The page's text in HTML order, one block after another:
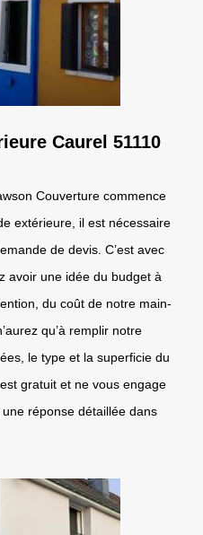
Caurel 51110
Couverture commence
extérieure, il est nécessaire
de devis. C’est avec
avoir une idée du budget à
du coût de notre main-
qu’à remplir notre
le type et la superficie du
gratuit et ne vous engage
réponse détaillée dans